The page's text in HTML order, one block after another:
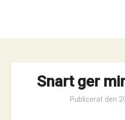
Snart ger
Publicerat den